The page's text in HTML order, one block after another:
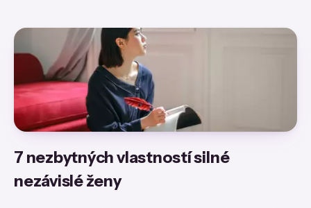
7 nezbytných vlastností silné
nezávislé ženy